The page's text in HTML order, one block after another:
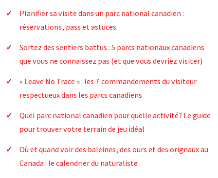
Planifier sa visite dans un parc national canadien :
réservations, pass et astuces
Sortez des sentiers battus : 5 parcs nationaux canadiens
que vous ne connaissez pas (et que vous devriez visiter)
« Leave No Trace » : les 7 commandements du visiteur
respectueux dans les parcs canadiens
Quel parc national canadien pour quelle activité? Le guide
pour trouver votre terrain de jeu idéal
Où et quand voir des baleines, des ours et des orignaux au
Canada : le calendrier du naturaliste